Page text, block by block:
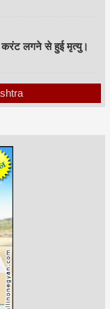
करंट लगने से हुई मृत्यु।